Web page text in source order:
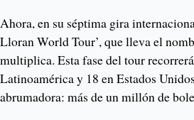
Ahora, en su séptima gira
Lloran World Tour’, que lleva el
multiplica. Esta fase del tour
Latinoamérica y 18 en Estados
abrumadora: más de un millón de